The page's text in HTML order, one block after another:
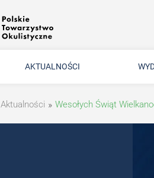
AKTUALNOŚCI
Aktualności » Wesołych Świąt